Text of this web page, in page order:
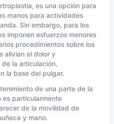
es una opción para
manos para actividades
Sin embargo, para los
imponen esfuerzos menores
procedimientos sobre los
alivian el dolor y
la articulación,
la base del pulgar.
de una parte de la
es particularmente
de la movilidad de
y mano.